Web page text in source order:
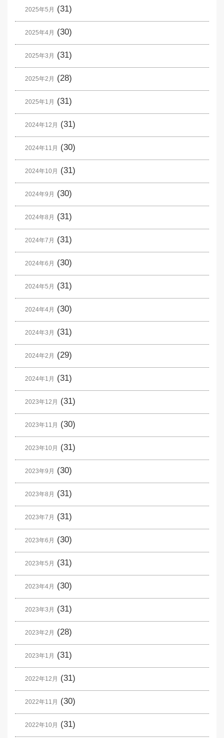
2025年5月 (31)
2025年4月 (30)
2025年3月 (31)
2025年2月 (28)
2025年1月 (31)
2024年12月 (31)
2024年11月 (30)
2024年10月 (31)
2024年9月 (30)
2024年8月 (31)
2024年7月 (31)
2024年6月 (30)
2024年5月 (31)
2024年4月 (30)
2024年3月 (31)
2024年2月 (29)
2024年1月 (31)
2023年12月 (31)
2023年11月 (30)
2023年10月 (31)
2023年9月 (30)
2023年8月 (31)
2023年7月 (31)
2023年6月 (30)
2023年5月 (31)
2023年4月 (30)
2023年3月 (31)
2023年2月 (28)
2023年1月 (31)
2022年12月 (31)
2022年11月 (30)
2022年10月 (31)